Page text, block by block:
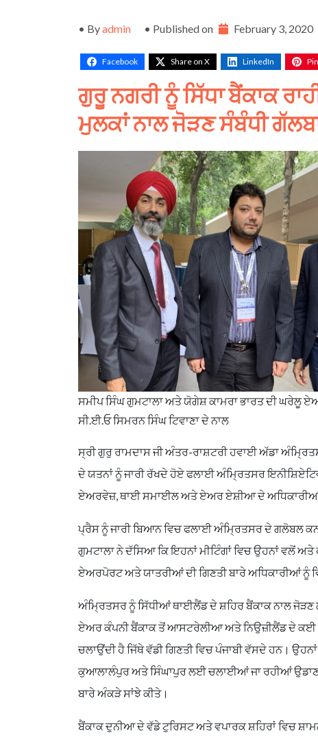
• Byadmin • Published on February 3, 2020
Facebook Share on X LinkedIn
ਗੁਰੂਨਗਰੀਨੂੰਸਿੱਧਾਬੈਂਕਾਕ
ਮੁਲਕਾਂਨਾਲਜੋੜਣਸੰਬੰਧੀ
ਸਮੀਪ ਸਿੰਘ ਗੁਮਟਾਲਾ ਅਤੇ ਯੋਗੇਸ਼ ਕਾਮਰਾ ਭਾਰਤ ਦੀ ਘਰੇਲੂ
ਸੀ.ਈ.ਓ ਸਿਮਰਨ ਸਿੰਘ ਟਿਵਾਣਾ ਦੇ ਨਾਲ
ਸ੍ਰੀ ਗੁਰੁ ਰਾਮਦਾਸ ਜੀ ਅੰਤਰ-ਰਾਸ਼ਟਰੀ ਹਵਾਈ ਅੱਡਾ
ਦੇ ਯਤਨਾਂ ਨੂੰ ਜਾਰੀ ਰੱਖਦੇ ਹੋਏ ਫਲਾਈ ਅੰਮ੍ਰਿਤਸਰ
ਏਅਰਵੇਜ਼, ਥਾਈ ਸਮਾਈਲ ਅਤੇ ਏਅਰ ਏਸ਼ੀਆ ਦੇ ਅਧਿਕਾਰੀਆਂ
ਪ੍ਰੈਸ ਨੂੰ ਜਾਰੀ ਬਿਆਨ ਵਿਚ ਫਲਾਈ ਅੰਮ੍ਰਿਤਸਰ ਦੇ ਗਲੋਬਲ
ਗੁਮਟਾਲਾ ਨੇ ਦੱਸਿਆ ਕਿ ਇਹਨਾਂ ਮੀਟਿੰਗਾਂ ਵਿਚ ਉਹਨਾਂ ਵਲੋਂ
ਏਅਰਪੋਰਟ ਅਤੇ ਯਾਤਰੀਆਂ ਦੀ ਗਿਣਤੀ ਬਾਰੇ ਅਧਿਕਾਰੀਆਂ ਨੂੰ
ਅੰਮ੍ਰਿਤਸਰ ਨੂੰ ਸਿੱਧੀਆਂ ਥਾਈਲੈਂਡ ਦੇ ਸ਼ਹਿਰ ਬੈਂਕਾਕ ਨਾਲ
ਏਅਰ ਕੰਪਨੀ ਬੈਂਕਾਕ ਤੋਂ ਆਸਟਰੇਲੀਆ ਅਤੇ ਨਿਉਜ਼ੀਲੈਂਡ ਦੇ ਕਈ
ਚਲਾਉਂਦੀ ਹੈ ਜਿੱਥੇ ਵੱਡੀ ਗਿਣਤੀ ਵਿਚ ਪੰਜਾਬੀ ਵੱਸਦੇ ਹਨ।
ਕੁਆਲਾਲੰਪੁਰ ਅਤੇ ਸਿੰਘਾਪੁਰ ਲਈ ਚਲਾਈਆਂ ਜਾ ਰਹੀਆਂ
ਬਾਰੇ ਅੰਕੜੇ ਸਾਂਝੇ ਕੀਤੇ।
ਬੈਂਕਾਕ ਦੁਨੀਆ ਦੇ ਵੱਡੇ ਟੁਰਿਸਟ ਅਤੇ ਵਪਾਰਕ ਸ਼ਹਿਰਾਂ ਵਿਚ